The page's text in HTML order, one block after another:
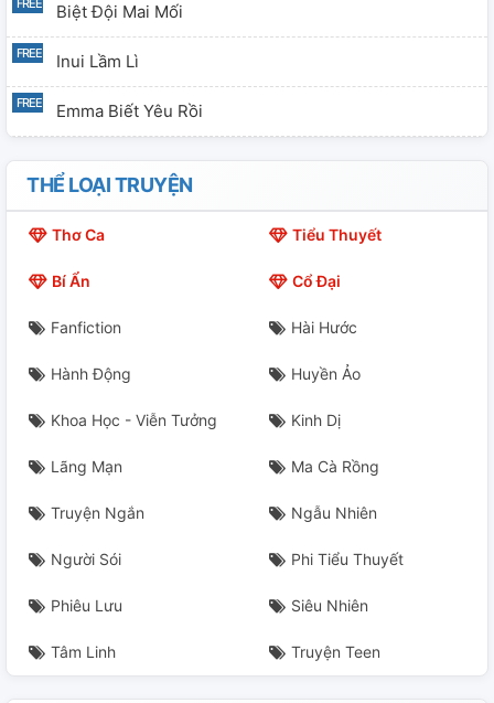
Biệt Đội Mai Mối
Inui Lầm Lì
Emma Biết Yêu Rồi
Vào Ngày Trời Có Tuyết
Anh Cả Mitsuya
Tạm Biệt
Ngoại Truyện: Lời Tâm Sự Của Shinichiro
Tôi Muốn Kiếm Tiền!!
Trở Về
Mỹ Nữ Cứu Người
Gặp Lại Mikey Và Draken
THỂ LOẠI TRUYỆN
Thơ Ca Tiểu Thuyết
Bí Ẩn Cổ Đại
Fanfiction Hài Hước
Hành Động Huyền Ảo
Khoa Học - Viễn Tưởng Kinh Dị
Lãng Mạn Ma Cà Rồng
Truyện Ngắn Ngẫu Nhiên
Người Sói Phi Tiểu Thuyết
Phiêu Lưu Siêu Nhiên
Tâm Linh Truyện Teen